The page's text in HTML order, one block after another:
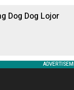
Dog Dog Lojor